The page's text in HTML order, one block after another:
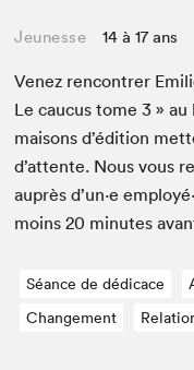
Jeunesse 14 à 17 ans
Venez ren­con­tr­er
Le cau­cus tome3 » au
maisons d’édi­tion
d’at­tente. Nous vous
auprès d’un·e
moins20 min­utes
Séance de dédicace
Changement